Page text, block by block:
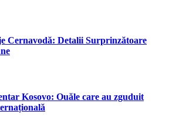
Cernavodă: Detalii Surprinzătoare
Kosovo: Ouăle care au zguduit